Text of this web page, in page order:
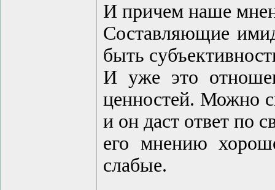
И причем наше
Составляющие
быть
И уже это
ценностей. Можно
и он даст ответ по
его мнению
слабые.